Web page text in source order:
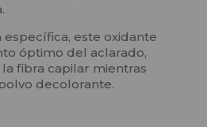
específica, este oxidante
óptimo del aclarado,
fibra capilar mientras
decolorante.